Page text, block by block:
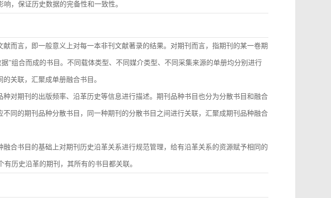
，保证历史数据的完备性和一致性。
而言，即一般意义上对每一本非刊文献著录的结果。对期刊而言，指期刊的某一卷期
”组合而成的书目。不同载体类型、不同媒介类型、不同采集来源的单册均分别进行
关联，汇聚成单册融合书目。
种对期刊的出版频率、沿革历史等信息进行描述。期刊品种书目也分为分散书目和融合
同的期刊品种分散书目，同一种期刊的分散书目之间进行关联，汇聚成期刊品种融合
融合书目的基础上对期刊历史沿革关系进行规范管理，给有沿革关系的资源赋予相同的
历史沿革的期刊，其所有的书目都关联。